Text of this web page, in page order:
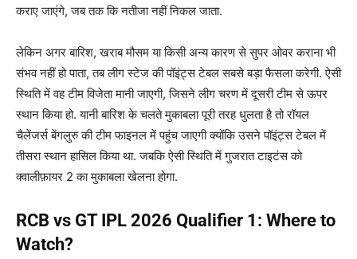
कराए जाएंगे, जब तक कि नतीजा नहीं निकल जाता.
लेकिन अगर बारिश, खराब मौसम या किसी अन्य कारण से सुपर ओवर कराना भी
संभव नहीं हो पाता, तब लीग स्टेज की पॉइंट्स टेबल सबसे बड़ा फैसला करेगी. ऐसी
स्थिति में वह टीम विजेता मानी जाएगी, जिसने लीग चरण में दूसरी टीम से ऊपर
स्थान किया हो. यानी बारिश के चलते मुकाबला पूरी तरह धुलता है तो रॉयल
चैलेंजर्स बेंगलुरु की टीम फाइनल में पहुंच जाएगी क्योंकि उसने पॉइंट्स टेबल में
तीसरा स्थान हासिल किया था. जबकि ऐसी स्थिति में गुजरात टाइटंस को
क्वालीफ़ायर 2 का मुकाबला खेलना होगा.
RCB vs GT IPL 2026 Qualifier 1: Where to
Watch?